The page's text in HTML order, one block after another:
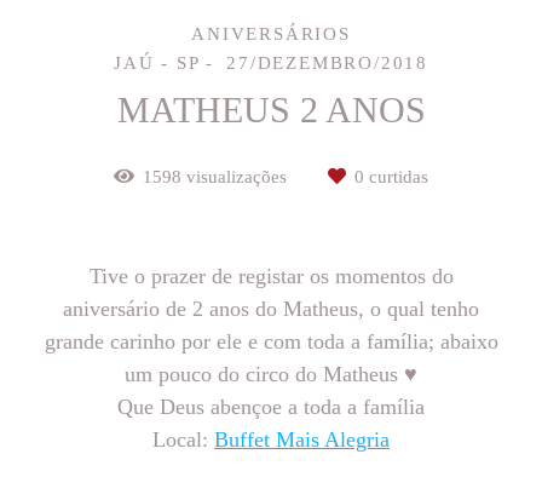
ANIVERSÁRIOS
JAÚ - SP
27/DEZEMBRO/2018
MATHEUS 2 ANOS
1598 visualizações 0 curtidas
Tive o prazer de registar os momentos do
aniversário de 2 anos do Matheus, o qual tenho
grande carinho por ele e com toda a família; abaixo
um pouco do circo do Matheus ♥
Que Deus abençoe a toda a família
Local: Buffet Mais Alegria